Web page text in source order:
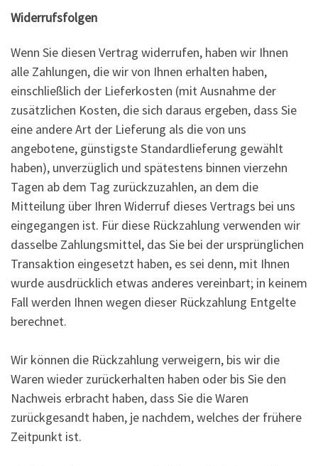
Widerrufsfolgen
Wenn Sie diesen Vertrag widerrufen, haben wir Ihnen
alle Zahlungen, die wir von Ihnen erhalten haben,
einschließlich der Lieferkosten (mit Ausnahme der
zusätzlichen Kosten, die sich daraus ergeben, dass Sie
eine andere Art der Lieferung als die von uns
angebotene, günstigste Standardlieferung gewählt
haben), unverzüglich und spätestens binnen vierzehn
Tagen ab dem Tag zurückzuzahlen, an dem die
Mitteilung über Ihren Widerruf dieses Vertrags bei uns
eingegangen ist. Für diese Rückzahlung verwenden wir
dasselbe Zahlungsmittel, das Sie bei der ursprünglichen
Transaktion eingesetzt haben, es sei denn, mit Ihnen
wurde ausdrücklich etwas anderes vereinbart; in keinem
Fall werden Ihnen wegen dieser Rückzahlung Entgelte
berechnet.
Wir können die Rückzahlung verweigern, bis wir die
Waren wieder zurückerhalten haben oder bis Sie den
Nachweis erbracht haben, dass Sie die Waren
zurückgesandt haben, je nachdem, welches der frühere
Zeitpunkt ist.